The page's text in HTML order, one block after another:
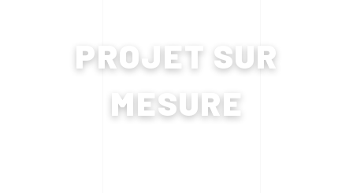
PROJET SUR
MESURE